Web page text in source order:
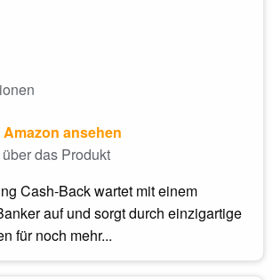
ansehen
das Produkt
Cash-Back wartet mit einem
auf und sorgt durch einzigartige
für noch mehr...